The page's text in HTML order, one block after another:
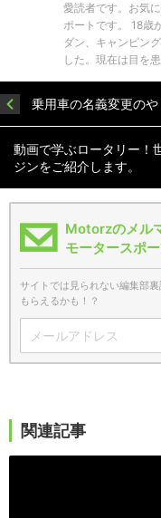
愛読者です。お気
ポートです。 18歳
ダン、キャンピン
した。現在は目を
乗用車の名義変更のや
動画で学ぶロータリー！
ジンをご紹介します。
Motorzのメル
モータースポ
サイトでは見られない編集部
もらえるかも！？
関連記事